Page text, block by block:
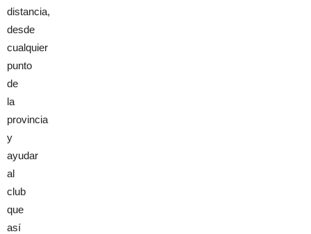
distancia,
desde
cualquier
punto
de
la
provincia
y
ayudar
al
club
que
así